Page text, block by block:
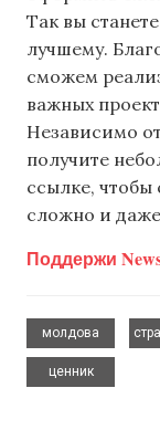
Так вы
лучшему.
сможем
важных
Независимо
получите
ссылке, чтобы
сложно и
Поддержи
молдова
ценник